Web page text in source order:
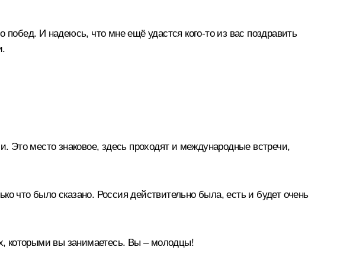
И надеюсь, что мне ещё удастся кого‑то из вас поздравить
место знаковое, здесь проходят и международные встречи,
что было сказано. Россия действительно была, есть и будет очень
которыми вы занимаетесь. Вы – молодцы!